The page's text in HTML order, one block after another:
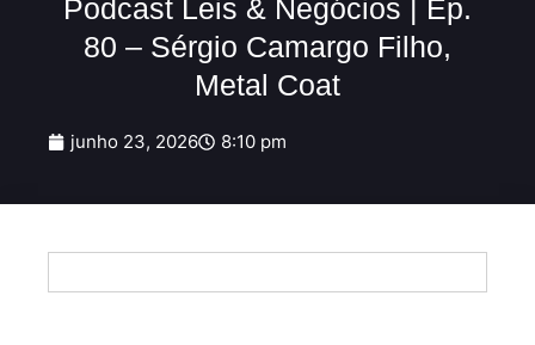
Podcast Leis & Negócios | Ep.
80 – Sérgio Camargo Filho,
Metal Coat
junho 23, 2026 8:10 pm